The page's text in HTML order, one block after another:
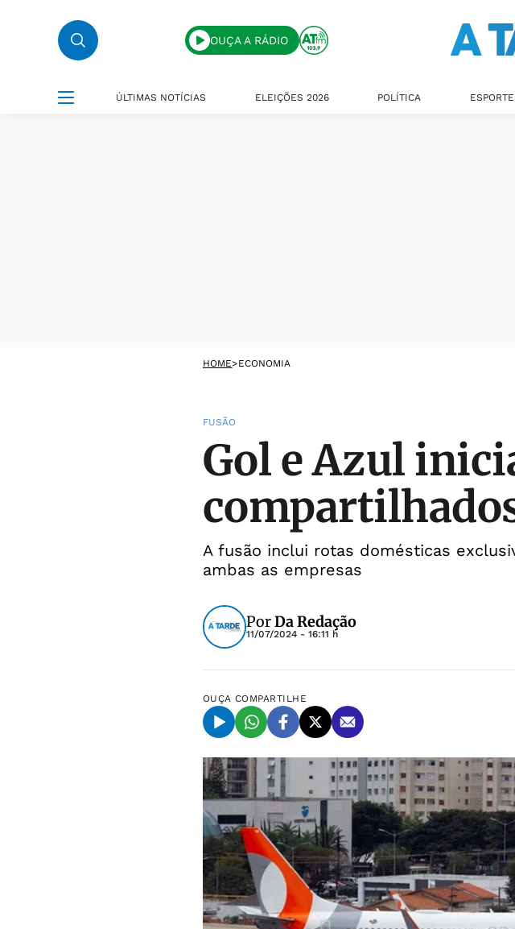
OUÇA A RÁDIO
ÚLTIMAS NOTÍCIAS ELEIÇÕES 2026 POLÍTICA
HOME>ECONOMIA
FUSÃO
Gol e Azul
A fusão inclui rotas domésticas
ambas as empresas
PorDa Redação
11/07/2024 - 16:11 h
OUÇA COMPARTILHE